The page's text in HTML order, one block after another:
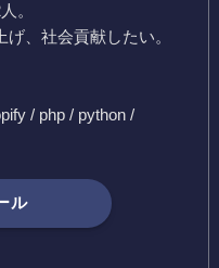
。
、社会貢献したい。
/ php / python /
ル